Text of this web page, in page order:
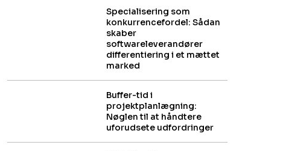
Specialisering som
konkurrencefordel: Sådan
skaber
softwareleverandører
differentiering i et mættet
marked
Buffer-tid i
projektplanlægning:
Nøglen til at håndtere
uforudsete udfordringer